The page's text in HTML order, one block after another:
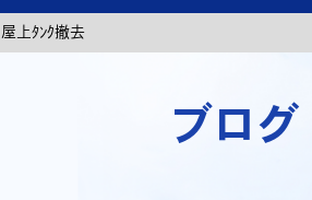
屋上ﾀﾝｸ撤去
ブログ